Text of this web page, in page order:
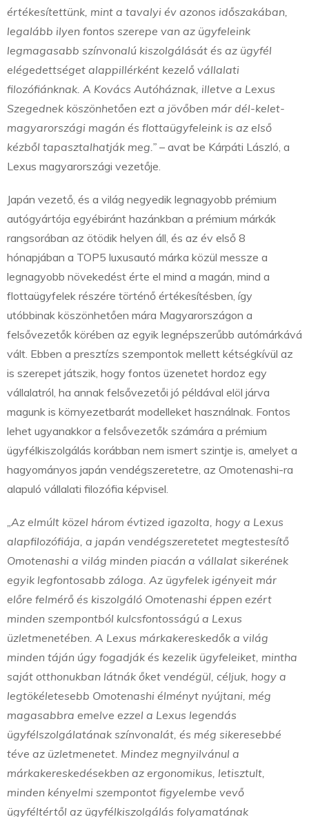
értékesítettünk, mint a tavalyi év azonos időszakában,
legalább ilyen fontos szerepe van az ügyfeleink
legmagasabb színvonalú kiszolgálását és az ügyfél
elégedettséget alappillérként kezelő vállalati
filozófiánknak. A Kovács Autóháznak, illetve a Lexus
Szegednek köszönhetően ezt a jövőben már dél-kelet-
magyarországi magán és flottaügyfeleink is az első
kézből tapasztalhatják meg.” – avat be Kárpáti László, a
Lexus magyarországi vezetője.
Japán vezető, és a világ negyedik legnagyobb prémium
autógyártója egyébiránt hazánkban a prémium márkák
rangsorában az ötödik helyen áll, és az év első 8
hónapjában a TOP5 luxusautó márka közül messze a
legnagyobb növekedést érte el mind a magán, mind a
flottaügyfelek részére történő értékesítésben, így
utóbbinak köszönhetően mára Magyarországon a
felsővezetők körében az egyik legnépszerűbb autómárkává
vált. Ebben a presztízs szempontok mellett kétségkívül az
is szerepet játszik, hogy fontos üzenetet hordoz egy
vállalatról, ha annak felsővezetői jó példával elöl járva
magunk is környezetbarát modelleket használnak. Fontos
lehet ugyanakkor a felsővezetők számára a prémium
ügyfélkiszolgálás korábban nem ismert szintje is, amelyet a
hagyományos japán vendégszeretetre, az Omotenashi-ra
alapuló vállalati filozófia képvisel.
„Az elmúlt közel három évtized igazolta, hogy a Lexus
alapfilozófiája, a japán vendégszeretetet megtestesítő
Omotenashi a világ minden piacán a vállalat sikerének
egyik legfontosabb záloga. Az ügyfelek igényeit már
előre felmérő és kiszolgáló Omotenashi éppen ezért
minden szempontból kulcsfontosságú a Lexus
üzletmenetében. A Lexus márkakereskedők a világ
minden táján úgy fogadják és kezelik ügyfeleiket, mintha
saját otthonukban látnák őket vendégül, céljuk, hogy a
legtökéletesebb Omotenashi élményt nyújtani, még
magasabbra emelve ezzel a Lexus legendás
ügyfélszolgálatának színvonalát, és még sikeresebbé
téve az üzletmenetet. Mindez megnyilvánul a
márkakereskedésekben az ergonomikus, letisztult,
minden kényelmi szempontot figyelembe vevő
ügyféltértől az ügyfélkiszolgálás folyamatának